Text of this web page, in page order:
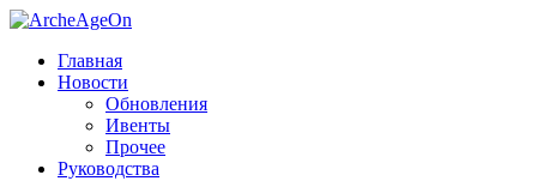
Главная
Новости
Обновления
Ивенты
Прочее
Руководства